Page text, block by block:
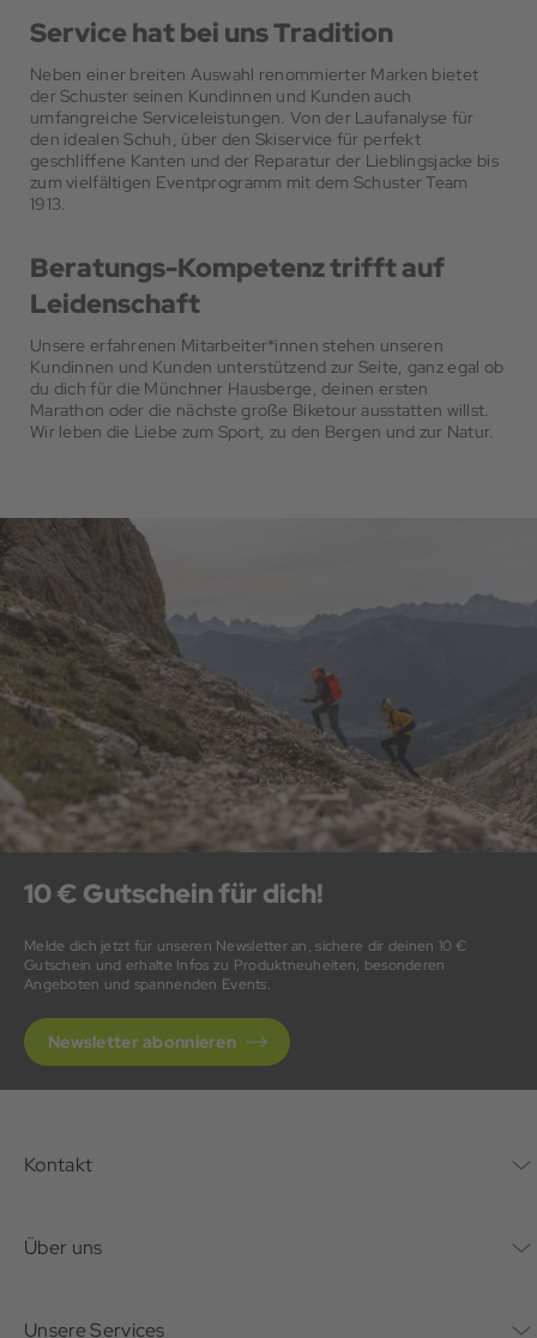
Service hat bei uns Tradition
Neben einer breiten Auswahl renommierter Marken bietet
der Schuster seinen Kundinnen und Kunden auch
umfangreiche Serviceleistungen. Von der Laufanalyse für
den idealen Schuh, über den Skiservice für perfekt
geschliffene Kanten und der Reparatur der Lieblingsjacke bis
zum vielfältigen Eventprogramm mit dem Schuster Team
1913.
Beratungs-Kompetenz trifft auf
Leidenschaft
Unsere erfahrenen Mitarbeiter*innen stehen unseren
Kundinnen und Kunden unterstützend zur Seite, ganz egal ob
du dich für die Münchner Hausberge, deinen ersten
Marathon oder die nächste große Biketour ausstatten willst.
Wir leben die Liebe zum Sport, zu den Bergen und zur Natur.
10 € Gutschein für dich!
Melde dich jetzt für unseren Newsletter an, sichere dir deinen 10 €
Gutschein und erhalte Infos zu Produktneuheiten, besonderen
Angeboten und spannenden Events.
Newsletter abonnieren
Kontakt
Über uns
Unsere Services